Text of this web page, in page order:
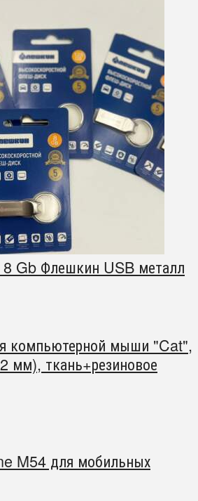
Gb Флешкин USB металл
компьютерной мыши "Cat",
мм), ткань+резиновое
M54 для мобильных